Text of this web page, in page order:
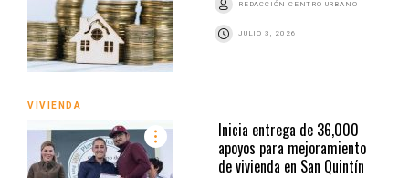
REDACCIÓN CENTRO URBANO
JULIO 3, 2026
VIVIENDA
Inicia entrega de 36,000
apoyos para mejoramiento
de vivienda en San Quintín